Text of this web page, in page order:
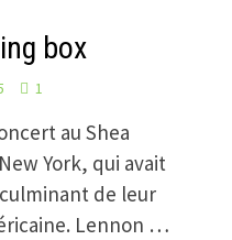
box
1
au Shea
York, qui avait
de leur
Lennon …